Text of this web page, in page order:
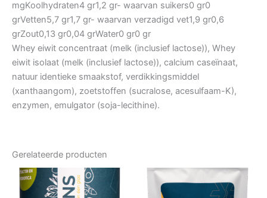
mgKoolhydraten4 gr1,2 gr- waarvan suikers0 gr0
grVetten5,7 gr1,7 gr- waarvan verzadigd vet1,9 gr0,6
grZout0,13 gr0,04 grWater0 gr0 gr
Whey eiwit concentraat (melk (inclusief lactose)), Whey
eiwit isolaat (melk (inclusief lactose)), calcium caseïnaat,
natuur identieke smaakstof, verdikkingsmiddel
(xanthaangom), zoetstoffen (sucralose, acesulfaam-K),
enzymen, emulgator (soja-lecithine).
Gerelateerde producten